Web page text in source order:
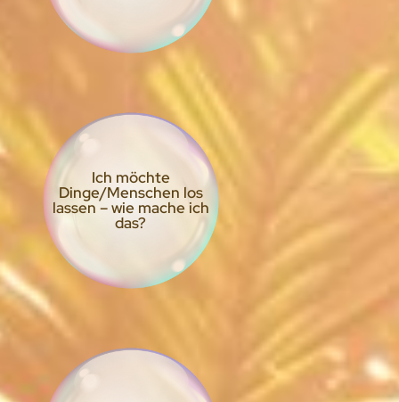
Ich möchte
Dinge/Menschen los
lassen – wie mache ich
das?